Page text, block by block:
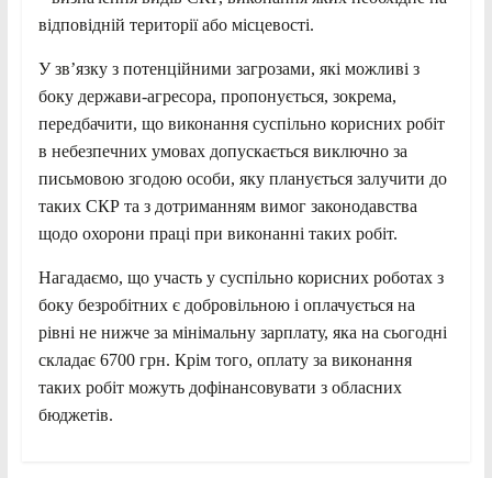
відповідній території або місцевості.
У зв’язку з потенційними загрозами, які можливі з
боку держави-агресора, пропонується, зокрема,
передбачити, що виконання суспільно корисних робіт
в небезпечних умовах допускається виключно за
письмовою згодою особи, яку планується залучити до
таких СКР та з дотриманням вимог законодавства
щодо охорони праці при виконанні таких робіт.
Нагадаємо, що участь у суспільно корисних роботах з
боку безробітних є добровільною і оплачується на
рівні не нижче за мінімальну зарплату, яка на сьогодні
складає 6700 грн. Крім того, оплату за виконання
таких робіт можуть дофінансовувати з обласних
бюджетів.